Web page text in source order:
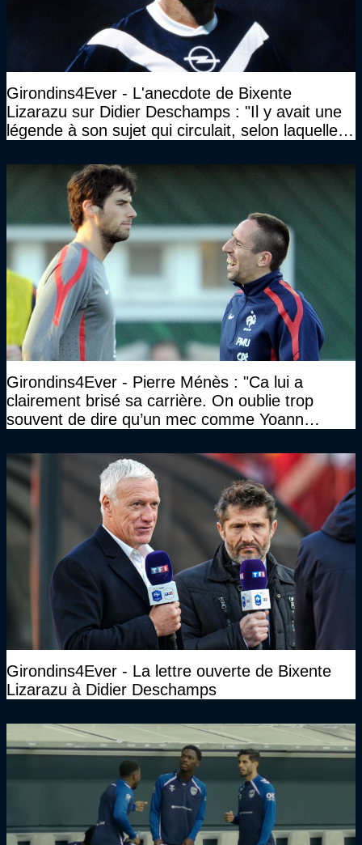
Girondins4Ever - L'anecdote de Bixente
Lizarazu sur Didier Deschamps : "Il y avait une
légende à son sujet qui circulait, selon laquelle il
Girondins4Ever - Pierre Ménès : "Ca lui a
clairement brisé sa carrière. On oublie trop
souvent de dire qu’un mec comme Yoann
Girondins4Ever - La lettre ouverte de Bixente
Lizarazu à Didier Deschamps